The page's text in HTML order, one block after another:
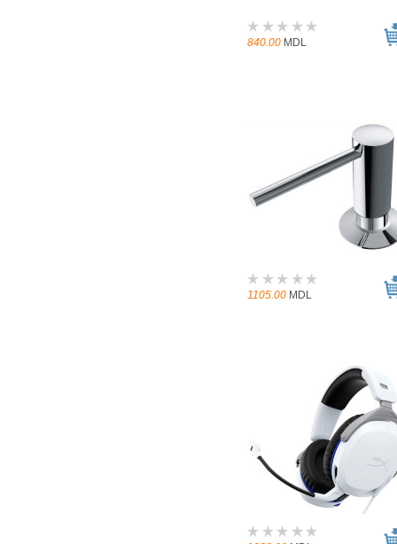
840.00 MDL
1105.00 MDL